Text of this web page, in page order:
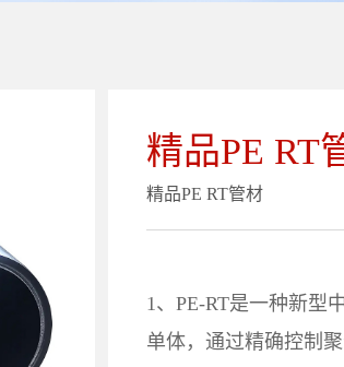
精品PE RT
精品PE RT管材
1、PE-RT是一种新型
单体，通过精确控制